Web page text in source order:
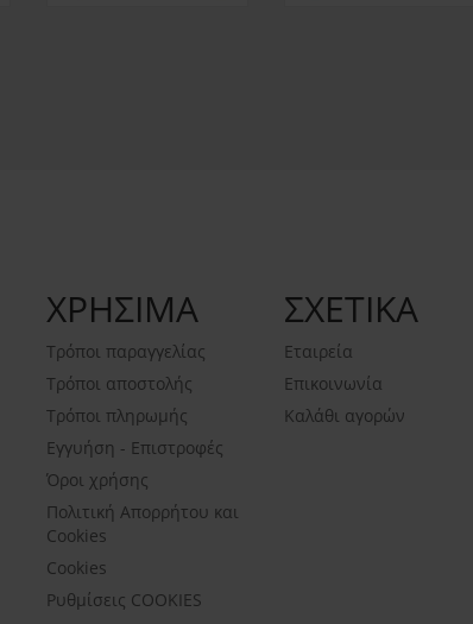
ΧΡΗΣΙΜΑ
Τρόποι παραγγελίας
Τρόποι αποστολής
Τρόποι πληρωμής
Εγγυήση - Επιστροφές
Όροι χρήσης
Πολιτική Απορρήτου και
Cookies
Cookies
Ρυθμίσεις COOKIES
ΣΧΕΤΙΚΑ
Εταιρεία
Επικοινωνία
Καλάθι αγορών